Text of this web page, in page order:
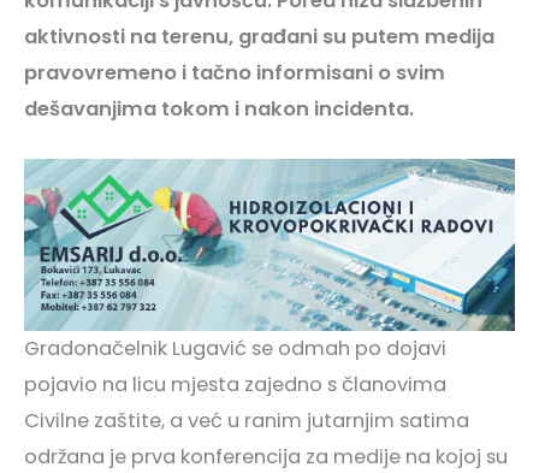
aktivnosti na terenu, građani su putem medija
pravovremeno i tačno informisani o svim
dešavanjima tokom i nakon incidenta.
Gradonačelnik Lugavić se odmah po dojavi
pojavio na licu mjesta zajedno s članovima
Civilne zaštite, a već u ranim jutarnjim satima
održana je prva konferencija za medije na kojoj su